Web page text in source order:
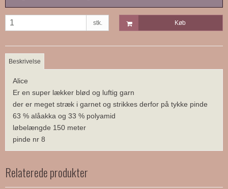
stk. Køb
Beskrivelse
Alice
Er en super lækker blød og luftig garn
der er meget stræk i garnet og strikkes derfor på tykke pinde
63 % alåakka og 33 % polyamid
løbelængde 150 meter
pinde nr 8
Relaterede produkter